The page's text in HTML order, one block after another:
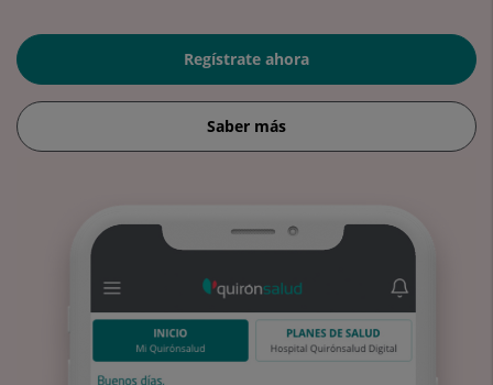
Regístrate ahora
Saber más